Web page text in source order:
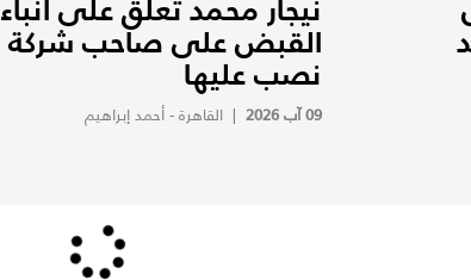
نيجار محمد تعلّق على أنباء
القبض على صاحب شركة
نصب عليها
09 آب 2026 | القاهرة - أحمد إبراهيم